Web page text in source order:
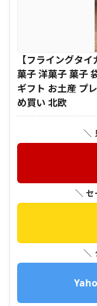
【フライングタ
菓子 洋菓子 菓子
ギフト お土産 プ
め買い 北欧
＼
＼ セ
＼